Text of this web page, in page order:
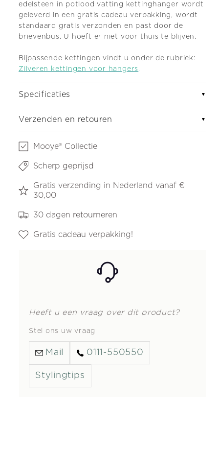
edelsteen in potlood vatting kettinghanger wordt
geleverd in een gratis cadeau verpakking, wordt
standaard gratis verzonden en past door de
brievenbus. U hoeft er niet voor thuis te blijven.
Bijpassende kettingen vindt u onder de rubriek:
Zilveren kettingen voor hangers .
Specificaties ▼
Verzenden en retouren ▼
Mooye® Collectie
Scherp geprijsd
Gratis verzending in Nederland vanaf €
30,00
30 dagen retourneren
Gratis cadeau verpakking!
Heeft u een vraag over dit product?
Stel ons uw vraag
Mail 0111-550550
Stylingtips